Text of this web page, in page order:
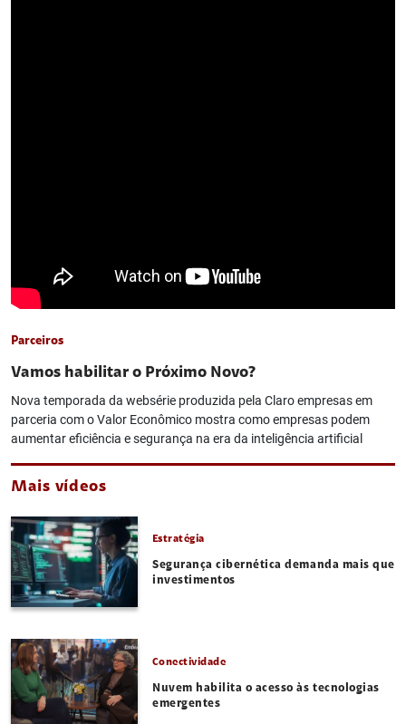
Parceiros
Vamos habilitar o Próximo Novo?
Nova temporada da websérie produzida pela Claro empresas em
parceria com o Valor Econômico mostra como empresas podem
aumentar eficiência e segurança na era da inteligência artificial
Mais vídeos
Estratégia
Segurança cibernética demanda mais que
investimentos
Conectividade
Nuvem habilita o acesso às tecnologias
emergentes